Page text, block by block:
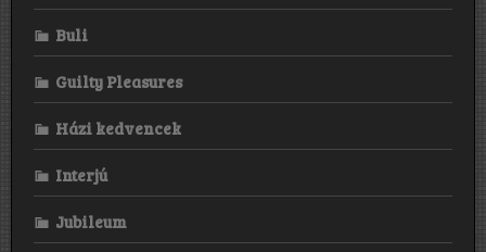
Buli
Guilty Pleasures
Házi kedvencek
Interjú
Jubileum